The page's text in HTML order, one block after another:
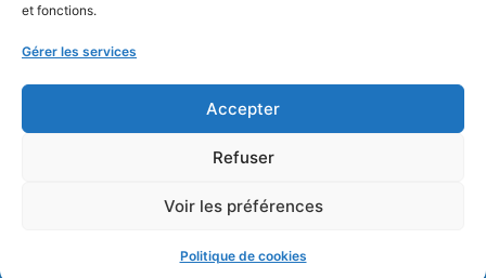
et fonctions.
Gérer les services
Accepter
Refuser
Voir les préférences
Politique de cookies
• Enquête de satisfaction Psychomotricien
• Enquête de satisfaction Sommeil
• Enquête de satisfaction Juridique
• Enquête de Nouvelles Connaissances
Politique de confidentialité